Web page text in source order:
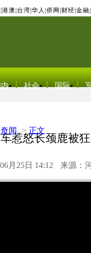
港澳 台湾 华人 侨网 财经 金融
社会 国际
奇闻 > 正文
惹怒长颈鹿被
月25日 14:12 来源：